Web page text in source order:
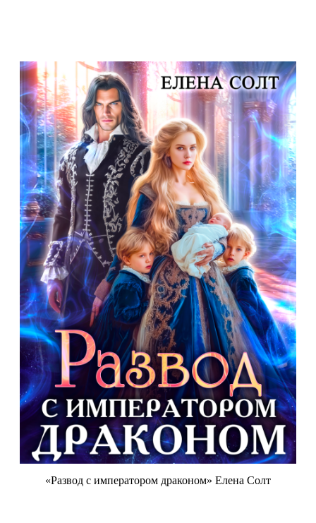
«Развод с императором драконом» Елена Солт